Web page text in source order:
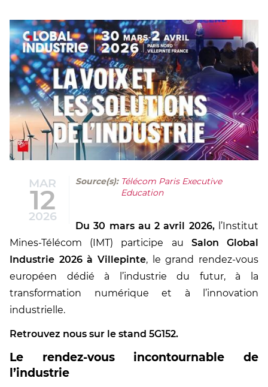
MAR
12
2026
Source(s): Télécom Paris Executive
Education
Du 30 mars au 2 avril 2026,l’Institut
Mines-Télécom (IMT) participe au Salon Global
Industrie 2026 à Villepinte, le grand rendez-vous
européen dédié à l’industrie du futur, à la
transformation numérique et à l’innovation
industrielle.
Retrouvez nous sur le stand 5G152.
Le rendez-vous incontournable de
l’industrie